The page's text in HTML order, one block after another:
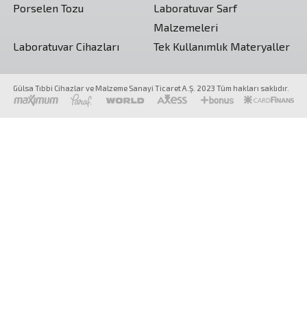
Porselen Tozu
Laboratuvar Sarf
Malzemeleri
Laboratuvar Cihazları
Tek Kullanımlık Materyaller
Gülsa Tıbbi Cihazlar ve Malzeme Sanayi Ticaret A.Ş. 2023 Tüm hakları saklıdır.